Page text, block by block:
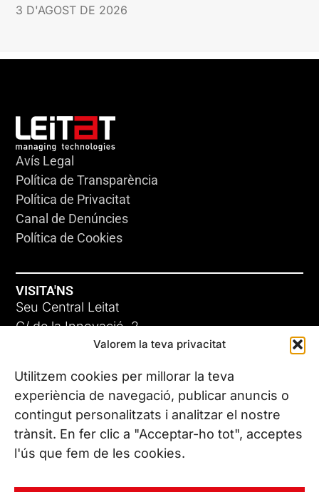
Valorem la teva privacitat
Utilitzem cookies per millorar la teva
experiència de navegació, publicar anuncis o
contingut personalitzats i analitzar el nostre
trànsit. En fer clic a "Acceptar-ho tot", acceptes
l'ús que fem de les cookies.
3 D'AGOST DE 2026
Avís Legal
Política de Transparència
Política de Privacitat
Canal de Denúncies
Política de Cookies
VISITA'NS
Seu Central Leitat
C/ de la Innovació, 2
08225 Terrassa, (Barcelona)
Coneix les nostres seus
CONTACTA’NS
Tel. (+34) 937 882 300